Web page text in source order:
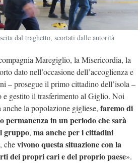
dal traghetto, scortati dalle autorità
Maregiglio, la Misericordia, la
dato nell’occasione dell’accoglienza e
– prosegue il primo cittadino dell’isola –
e gestito il trasferimento al Giglio. Noi
la popolazione gigliese, faremo di
permanenza in un periodo che sarà
gruppo, ma anche per i cittadini
, chevivono questa situazione con la
dei propri cari e del proprio paese».